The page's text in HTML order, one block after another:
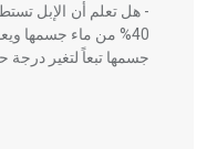
- هل تعلم أن الإبل
40% من ماء جسمها
جسمها تبعاً لتغير درجة